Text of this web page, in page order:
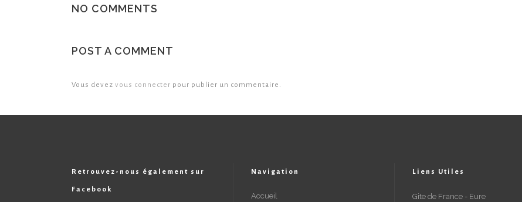
NO COMMENTS
POST A COMMENT
Vous devez vous connecter pour publier un commentaire.
Retrouvez-nous également sur
Facebook
Navigation
Accueil
Liens Utiles
Gite de France - Eure